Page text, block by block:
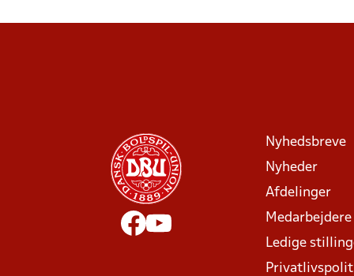
Nyhedsbreve
Nyheder
Afdelinger
Medarbejdere
Ledige